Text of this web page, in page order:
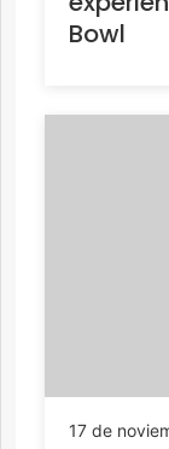
Bowl
17 de